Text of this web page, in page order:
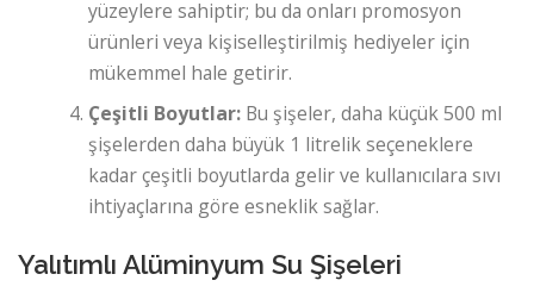
yüzeylere sahiptir; bu da onları promosyon
ürünleri veya kişiselleştirilmiş hediyeler için
mükemmel hale getirir.
Çeşitli Boyutlar: Bu şişeler, daha küçük 500 ml
şişelerden daha büyük 1 litrelik seçeneklere
kadar çeşitli boyutlarda gelir ve kullanıcılara sıvı
ihtiyaçlarına göre esneklik sağlar.
Yalıtımlı Alüminyum Su Şişeleri